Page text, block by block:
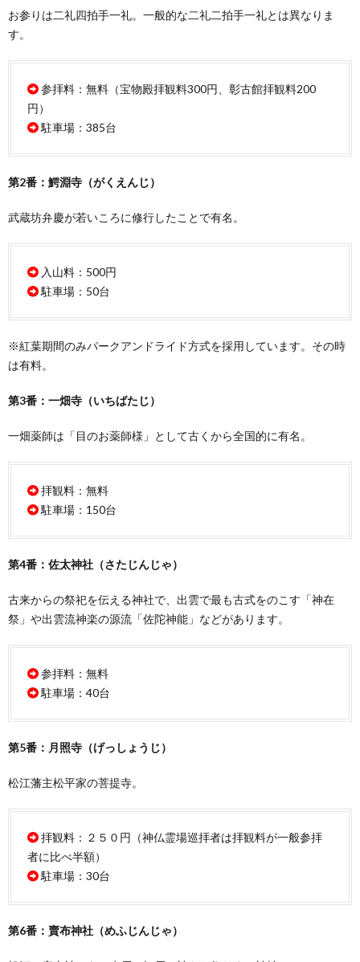
お参りは二礼四拍手一礼。一般的な二礼二拍手一礼とは異なりま
す。
参拝料：無料（宝物殿拝観料300円、彰古館拝観料200
円）
駐車場：385台
第2番：鰐淵寺（がくえんじ）
武蔵坊弁慶が若いころに修行したことで有名。
入山料：500円
駐車場：50台
※紅葉期間のみパークアンドライド方式を採用しています。その時
は有料。
第3番：一畑寺（いちばたじ）
一畑薬師は「目のお薬師様」として古くから全国的に有名。
拝観料：無料
駐車場：150台
第4番：佐太神社（さたじんじゃ）
古来からの祭祀を伝える神社で、出雲で最も古式をのこす「神在
祭」や出雲流神楽の源流「佐陀神能」などがあります。
参拝料：無料
駐車場：40台
第5番：月照寺（げっしょうじ）
松江藩主松平家の菩提寺。
拝観料：２５０円（神仏霊場巡拝者は拝観料が一般参拝
者に比べ半額）
駐車場：30台
第6番：賣布神社（めふじんじゃ）